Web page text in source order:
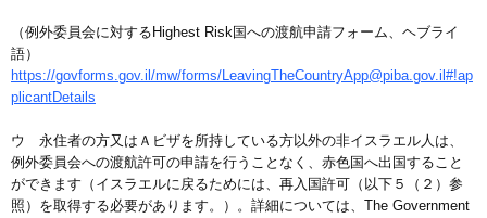
（例外委員会に対するHighest Risk国への渡航申請フォーム、ヘブライ
語）
https://govforms.gov.il/mw/forms/LeavingTheCountryApp@piba.gov.il#!ap
plicantDetails
ウ 永住者の方又はＡビザを所持している方以外の非イスラエル人は、
例外委員会への渡航許可の申請を行うことなく、赤色国へ出国すること
ができます（イスラエルに戻るためには、再入国許可（以下５（２）参
照）を取得する必要があります。）。詳細については、The Government